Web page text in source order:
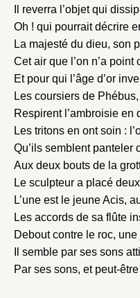
Il reverra l’objet qui
Oh ! qui pourrait décrire
La majesté du dieu, son
Cet air que l’on n’a
Et pour qui l’âge d’or
Les coursiers de
Respirent l’ambroisie en
Les tritons en ont soin :
Qu’ils semblent panteler
Aux deux bouts de la
Le sculpteur a placé
L’une est le jeune Acis,
Les accords de sa flûte
Debout contre le roc,
Il semble par ses sons
Par ses sons, et peut-